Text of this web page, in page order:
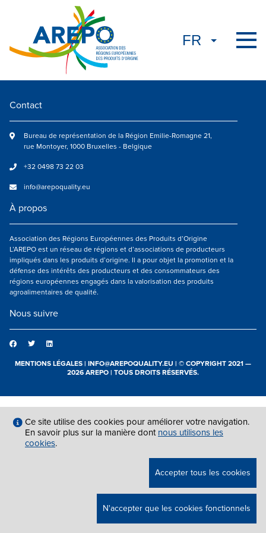
Contact
Bureau de représentation de la Région Emilie-Romagne 21,
rue Montoyer, 1000 Bruxelles - Belgique
+32 0498 73 22 03
info@arepoquality.eu
À propos
Association des Régions Européennes des Produits d’Origine
L’AREPO est un réseau de régions et d’associations de producteurs
impliqués dans les produits d’origine. Il a pour objet la promotion et la
défense des intérêts des producteurs et des consommateurs des
régions européennes engagés dans la valorisation des produits
agroalimentaires de qualité.
Nous suivre
MENTIONS LÉGALES | INFO@AREPOQUALITY.EU | © COPYRIGHT 2021 —
2026 AREPO | TOUS DROITS RÉSERVÉS.
Ce site utilise des cookies pour améliorer votre navigation.
En savoir plus sur la manière dont nous utilisons les
cookies.
Accepter tous les cookies
N'accepter que les cookies fonctionnels